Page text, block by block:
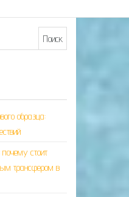
образца:
стоит
трансфером в